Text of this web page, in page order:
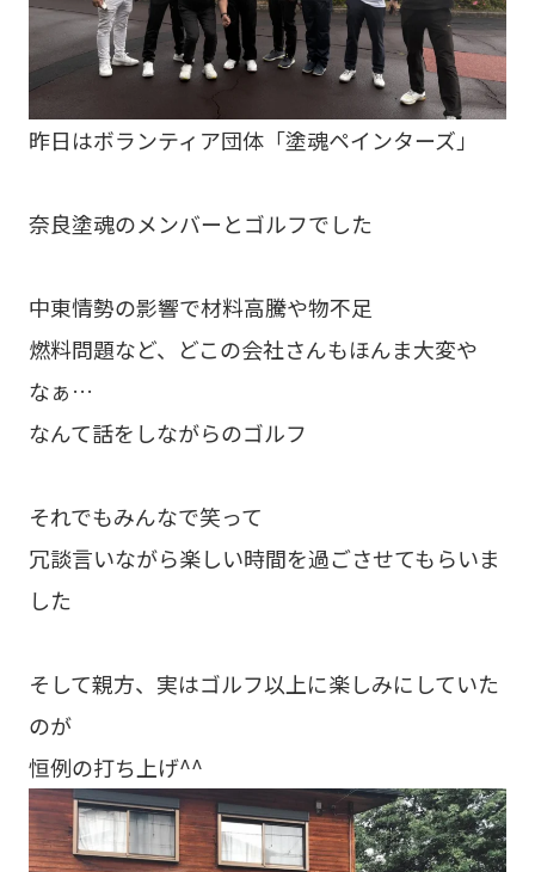
昨日はボランティア団体「塗魂ペインターズ」
奈良塗魂のメンバーとゴルフでした
中東情勢の影響で材料高騰や物不足
燃料問題など、どこの会社さんもほんま大変や
なぁ…
なんて話をしながらのゴルフ
それでもみんなで笑って
冗談言いながら楽しい時間を過ごさせてもらいま
した
そして親方、実はゴルフ以上に楽しみにしていた
のが
恒例の打ち上げ^^